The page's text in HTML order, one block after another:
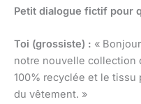
Petit dialogue fictif pour
Toi (grossiste) : «
notre nouvelle collection
100% recyclée et le tissu
du vêtement. »